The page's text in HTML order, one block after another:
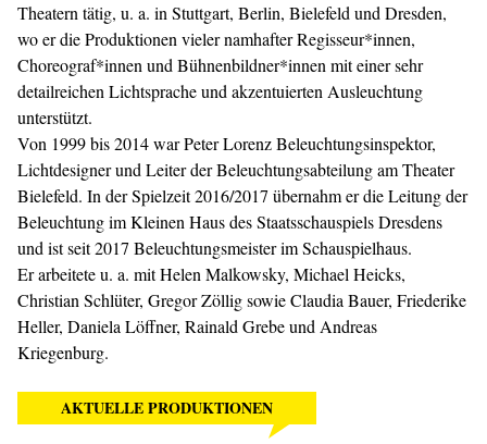
Theatern tätig, u. a. in Stuttgart, Berlin, Bielefeld und Dresden,
wo er die Produktionen vieler namhafter Regisseur*innen,
Choreograf*innen und Bühnenbildner*innen mit einer sehr
detailreichen Lichtsprache und akzentuierten Ausleuchtung
unterstützt.
Von 1999 bis 2014 war Peter Lorenz Beleuchtungsinspektor,
Lichtdesigner und Leiter der Beleuchtungsabteilung am Theater
Bielefeld. In der Spielzeit 2016/2017 übernahm er die Leitung der
Beleuchtung im Kleinen Haus des Staatsschauspiels Dresdens
und ist seit 2017 Beleuchtungsmeister im Schauspielhaus.
Er arbeitete u. a. mit Helen Malkowsky, Michael Heicks,
Christian Schlüter, Gregor Zöllig sowie Claudia Bauer, Friederike
Heller, Daniela Löffner, Rainald Grebe und Andreas
Kriegenburg.
AKTUELLE PRODUKTIONEN